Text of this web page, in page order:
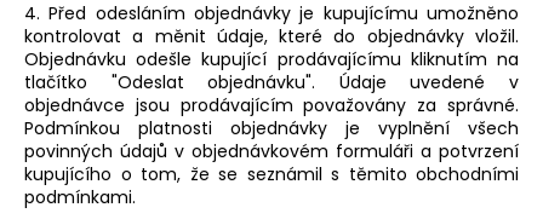
4. Před odesláním objednávky je kupujícímu umožněno
kontrolovat a měnit údaje, které do objednávky vložil.
Objednávku odešle kupující prodávajícímu kliknutím na
tlačítko "Odeslat objednávku". Údaje uvedené v
objednávce jsou prodávajícím považovány za správné.
Podmínkou platnosti objednávky je vyplnění všech
povinných údajů v objednávkovém formuláři a potvrzení
kupujícího o tom, že se seznámil s těmito obchodními
podmínkami.